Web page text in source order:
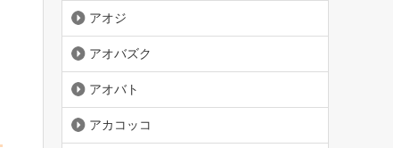
アオジ
アオバズク
アオバト
アカコッコ